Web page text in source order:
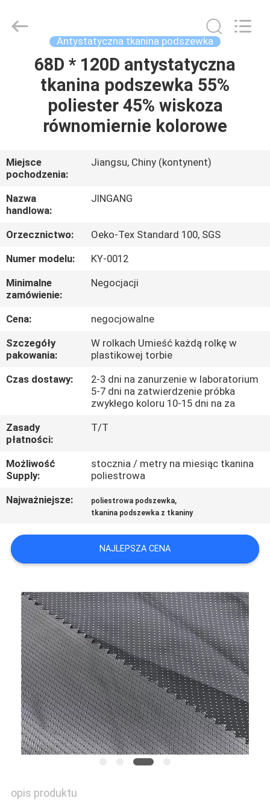
DOM
PRODUKTY
NAS
WYCIECZKA
PO
FABRYCE
KONTROLA
JAKOŚCI
SKONTAKTUJ
SIĘ
Z
AKTUALNOŚCI
PRZYPADKI
NEWS
PRIVACY
POLICY
Textile
Co.,Ltd.
Antystatyczna tkanina podszewka
68D * 120D antystatyczna
tkanina podszewka 55%
poliester 45% wiskoza
równomiernie kolorowe
Miejsce
pochodzenia:
Jiangsu, Chiny (kontynent)
Nazwa
handlowa:
JINGANG
Orzecznictwo:
Oeko-Tex Standard 100, SGS
Numer modelu:
KY-0012
Minimalne
zamówienie:
Negocjacji
Cena:
negocjowalne
Szczegóły
pakowania:
W rolkach Umieść każdą rolkę w
plastikowej torbie
Czas dostawy:
2-3 dni na zanurzenie w laboratorium
5-7 dni na zatwierdzenie próbka
zwykłego koloru 10-15 dni na za
Zasady
płatności:
T/T
Możliwość
Supply:
stocznia / metry na miesiąc tkanina
poliestrowa
Najważniejsze:
poliestrowa podszewka,
tkanina podszewka z tkaniny
NAJLEPSZA CENA
opis produktu